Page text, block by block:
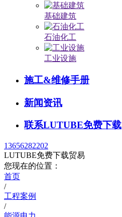
基础建筑
石油化工
工业设施
施工&维修手册
新闻资讯
联系LUTUBE免费下载
13656282202
LUTUBE免费下载贸易
您现在的位置：
首页
/
工程案例
/